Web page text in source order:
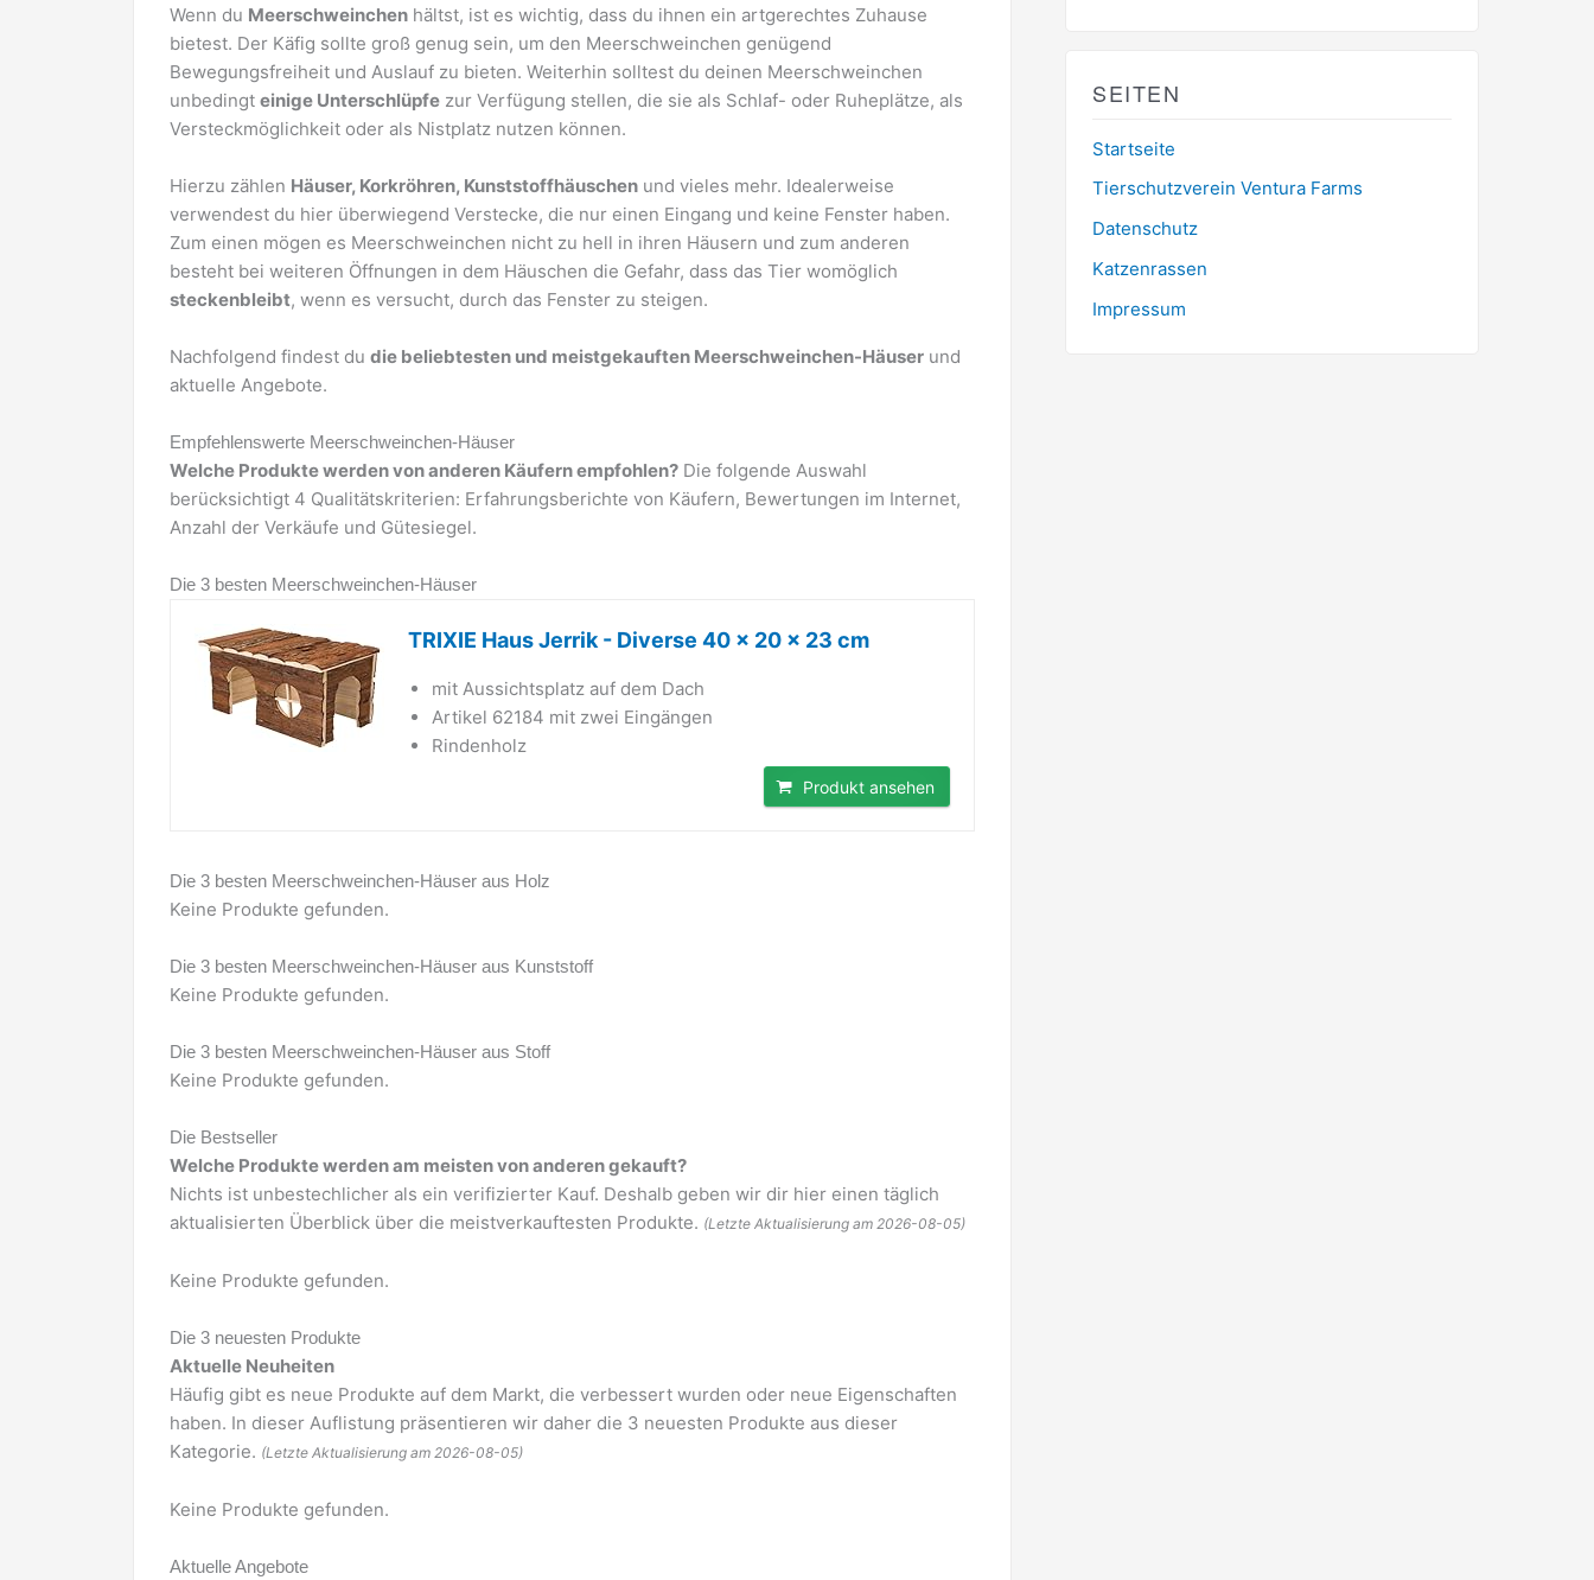
Wenn du Meerschweinchen hältst, ist es wichtig, dass du ihnen ein artgerechtes Zuhause
bietest. Der Käfig sollte groß genug sein, um den Meerschweinchen genügend
Bewegungsfreiheit und Auslauf zu bieten. Weiterhin solltest du deinen Meerschweinchen
unbedingt einige Unterschlüpfe zur Verfügung stellen, die sie als Schlaf- oder Ruheplätze, als
Versteckmöglichkeit oder als Nistplatz nutzen können.
Hierzu zählen Häuser, Korkröhren, Kunststoffhäuschen und vieles mehr. Idealerweise
verwendest du hier überwiegend Verstecke, die nur einen Eingang und keine Fenster haben.
Zum einen mögen es Meerschweinchen nicht zu hell in ihren Häusern und zum anderen
besteht bei weiteren Öffnungen in dem Häuschen die Gefahr, dass das Tier womöglich
steckenbleibt, wenn es versucht, durch das Fenster zu steigen.
Nachfolgend findest du die beliebtesten und meistgekauften Meerschweinchen-Häuser und
aktuelle Angebote.
Empfehlenswerte Meerschweinchen-Häuser
Welche Produkte werden von anderen Käufern empfohlen? Die folgende Auswahl
berücksichtigt 4 Qualitätskriterien: Erfahrungsberichte von Käufern, Bewertungen im Internet,
Anzahl der Verkäufe und Gütesiegel.
Die 3 besten Meerschweinchen-Häuser
TRIXIE Haus Jerrik - Diverse 40 × 20 × 23 cm
mit Aussichtsplatz auf dem Dach
Artikel 62184 mit zwei Eingängen
Rindenholz
Produkt ansehen
Die 3 besten Meerschweinchen-Häuser aus Holz
Keine Produkte gefunden.
Die 3 besten Meerschweinchen-Häuser aus Kunststoff
Keine Produkte gefunden.
Die 3 besten Meerschweinchen-Häuser aus Stoff
Keine Produkte gefunden.
Die Bestseller
Welche Produkte werden am meisten von anderen gekauft?
Nichts ist unbestechlicher als ein verifizierter Kauf. Deshalb geben wir dir hier einen täglich
aktualisierten Überblick über die meistverkauftesten Produkte. (Letzte Aktualisierung am 2026-08-05)
Keine Produkte gefunden.
Die 3 neuesten Produkte
Aktuelle Neuheiten
Häufig gibt es neue Produkte auf dem Markt, die verbessert wurden oder neue Eigenschaften
haben. In dieser Auflistung präsentieren wir daher die 3 neuesten Produkte aus dieser
Kategorie. (Letzte Aktualisierung am 2026-08-05)
Keine Produkte gefunden.
Aktuelle Angebote
SEITEN
Startseite
Tierschutzverein Ventura Farms
Datenschutz
Katzenrassen
Impressum